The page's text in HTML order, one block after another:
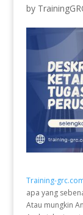
by
Training-
apa yang
Atau mungkin